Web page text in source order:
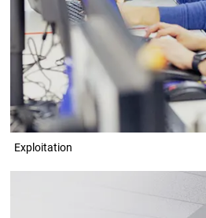
Exploitation